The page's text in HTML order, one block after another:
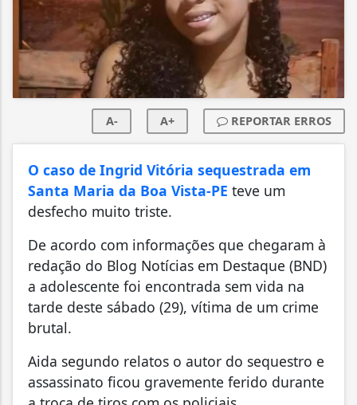
A- A+ REPORTAR ERROS
O caso de Ingrid Vitória sequestrada em
Santa Maria da Boa Vista-PE teve um
desfecho muito triste.
De acordo com informações que chegaram à
redação do Blog Notícias em Destaque (BND)
a adolescente foi encontrada sem vida na
tarde deste sábado (29), vítima de um crime
brutal.
Aida segundo relatos o autor do sequestro e
assassinato ficou gravemente ferido durante